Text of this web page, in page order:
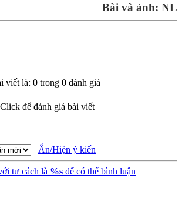
Bài và ảnh: NL
viết là: 0 trong 0 đánh giá
Click để đánh giá bài viết
Ẩn/Hiện ý kiến
tư cách là %s để có thể bình luận